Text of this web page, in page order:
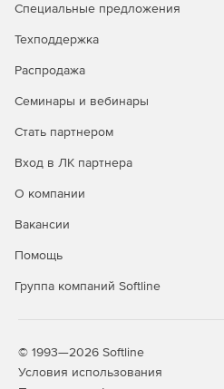
Специальные предложения
Техподдержка
Распродажа
Семинары и вебинары
Стать партнером
Вход в ЛК партнера
О компании
Вакансии
Помощь
Группа компаний Softline
© 1993—2026 Softline
Условия использования